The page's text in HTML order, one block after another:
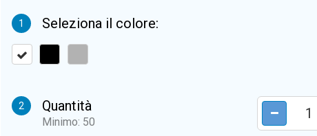
1 Seleziona il colore:
2 Quantità
Minimo: 50